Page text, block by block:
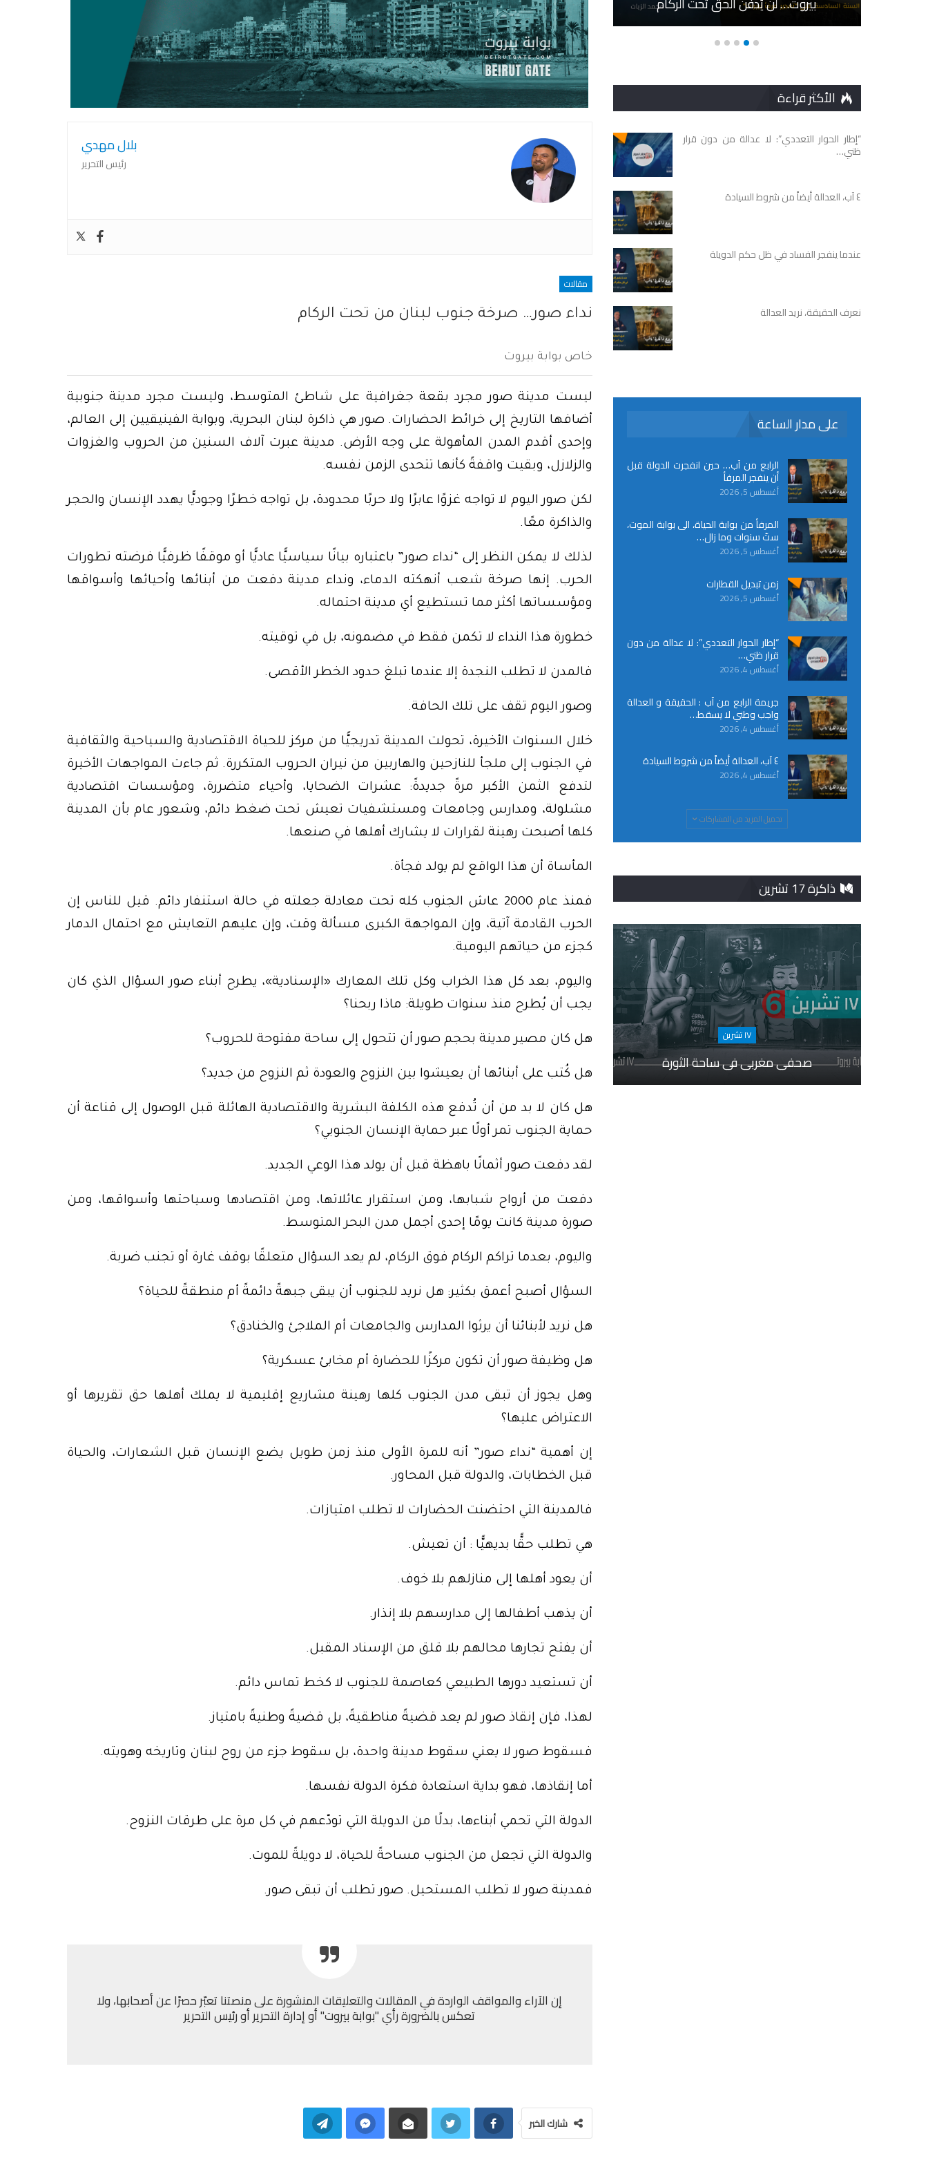
بلال مهدي
رئيس التحرير
مقالات
نداء صور… صرخة جنوب لبنان من تحت الركام
خاص بوابة بيروت
ليست مدينة صور مجرد بقعة جغرافية على شاطئ المتوسط، وليست مجرد مدينة جنوبية
أضافها التاريخ إلى خرائط الحضارات. صور هي ذاكرة لبنان البحرية، وبوابة الفينيقيين إلى العالم،
وإحدى أقدم المدن المأهولة على وجه الأرض. مدينة عبرت آلاف السنين من الحروب والغزوات
والزلازل، وبقيت واقفةً كأنها تتحدى الزمن نفسه.
لكن صور اليوم لا تواجه غزوًا عابرًا ولا حربًا محدودة، بل تواجه خطرًا وجوديًّا يهدد الإنسان والحجر
والذاكرة معًا.
لذلك لا يمكن النظر إلى “نداء صور” باعتباره بيانًا سياسيًّا عاديًّا أو موقفًا ظرفيًّا فرضته تطورات
الحرب. إنها صرخة شعب أنهكته الدماء، ونداء مدينة دفعت من أبنائها وأحيائها وأسواقها
ومؤسساتها أكثر مما تستطيع أي مدينة احتماله.
خطورة هذا النداء لا تكمن فقط في مضمونه، بل في توقيته.
فالمدن لا تطلب النجدة إلا عندما تبلغ حدود الخطر الأقصى.
وصور اليوم تقف على تلك الحافة.
خلال السنوات الأخيرة، تحولت المدينة تدريجيًّا من مركز للحياة الاقتصادية والسياحية والثقافية
في الجنوب إلى ملجأ للنازحين والهاربين من نيران الحروب المتكررة. ثم جاءت المواجهات الأخيرة
لتدفع الثمن الأكبر مرةً جديدةً: عشرات الضحايا، وأحياء متضررة، ومؤسسات اقتصادية
مشلولة، ومدارس وجامعات ومستشفيات تعيش تحت ضغط دائم، وشعور عام بأن المدينة
كلها أصبحت رهينة لقرارات لا يشارك أهلها في صنعها.
المأساة أن هذا الواقع لم يولد فجأة.
فمنذ عام 2000 عاش الجنوب كله تحت معادلة جعلته في حالة استنفار دائم. قيل للناس إن
الحرب القادمة آتية، وإن المواجهة الكبرى مسألة وقت، وإن عليهم التعايش مع احتمال الدمار
كجزء من حياتهم اليومية.
واليوم، بعد كل هذا الخراب وكل تلك المعارك «الإسنادية»، يطرح أبناء صور السؤال الذي كان
يجب أن يُطرح منذ سنوات طويلة: ماذا ربحنا؟
هل كان مصير مدينة بحجم صور أن تتحول إلى ساحة مفتوحة للحروب؟
هل كُتب على أبنائها أن يعيشوا بين النزوح والعودة ثم النزوح من جديد؟
هل كان لا بد من أن تُدفع هذه الكلفة البشرية والاقتصادية الهائلة قبل الوصول إلى قناعة أن
حماية الجنوب تمر أولًا عبر حماية الإنسان الجنوبي؟
لقد دفعت صور أثمانًا باهظة قبل أن يولد هذا الوعي الجديد.
دفعت من أرواح شبابها، ومن استقرار عائلاتها، ومن اقتصادها وسياحتها وأسواقها، ومن
صورة مدينة كانت يومًا إحدى أجمل مدن البحر المتوسط.
واليوم، بعدما تراكم الركام فوق الركام، لم يعد السؤال متعلقًا بوقف غارة أو تجنب ضربة.
السؤال أصبح أعمق بكثير: هل نريد للجنوب أن يبقى جبهةً دائمةً أم منطقةً للحياة؟
هل نريد لأبنائنا أن يرثوا المدارس والجامعات أم الملاجئ والخنادق؟
هل وظيفة صور أن تكون مركزًا للحضارة أم مخابئ عسكرية؟
وهل يجوز أن تبقى مدن الجنوب كلها رهينة مشاريع إقليمية لا يملك أهلها حق تقريرها أو
الاعتراض عليها؟
إن أهمية “نداء صور” أنه للمرة الأولى منذ زمن طويل يضع الإنسان قبل الشعارات، والحياة
قبل الخطابات، والدولة قبل المحاور.
فالمدينة التي احتضنت الحضارات لا تطلب امتيازات.
هي تطلب حقًّا بديهيًّا : أن تعيش.
أن يعود أهلها إلى منازلهم بلا خوف.
أن يذهب أطفالها إلى مدارسهم بلا إنذار.
أن يفتح تجارها محالهم بلا قلق من الإسناد المقبل.
أن تستعيد دورها الطبيعي كعاصمة للجنوب لا كخط تماس دائم.
لهذا، فإن إنقاذ صور لم يعد قضيةً مناطقيةً، بل قضيةً وطنيةً بامتياز.
فسقوط صور لا يعني سقوط مدينة واحدة، بل سقوط جزء من روح لبنان وتاريخه وهويته.
أما إنقاذها، فهو بداية استعادة فكرة الدولة نفسها.
الدولة التي تحمي أبناءها، بدلًا من الدويلة التي تودّعهم في كل مرة على طرقات النزوح.
والدولة التي تجعل من الجنوب مساحةً للحياة، لا دويلةً للموت.
فمدينة صور لا تطلب المستحيل. صور تطلب أن تبقى صور.
إن الآراء والمواقف الواردة في المقالات والتعليقات المنشورة على منصتنا تعبّر حصرًا عن أصحابها، ولا
تعكس بالضرورة رأي "بوابة بيروت" أو إدارة التحرير أو رئيس التحرير
شارك الخبر
الأكثر قراءة
“إطار الحوار التعددي”: لا عدالة من دون قرار
ظني…
٤ آب، العدالة أيضاً من شروط السيادة
عندما ينفجر الفساد في ظل حكم الدويلة
نعرف الحقيقة، نريد العدالة
على مدار الساعة
الرابع من آب… حين انفجرت الدولة قبل
أن ينفجر المرفأ
أغسطس 5, 2026
المرفأ من بوابة الحياة، الى بوابة الموت،
ستّ سنوات وما زال…
أغسطس 5, 2026
زمن تبديل القطارات
أغسطس 5, 2026
“إطار الحوار التعددي”: لا عدالة من دون
قرار ظني…
أغسطس 4, 2026
جريمة الرابع من آب : الحقيقة و العدالة
واجب وطني لا يسقط…
أغسطس 4, 2026
٤ آب، العدالة أيضاً من شروط السيادة
أغسطس 4, 2026
تحميل المزيد من المشاركات
ذاكرة 17 تشرين
١٧ تشرين
صحفي مغربي في ساحة الثورة